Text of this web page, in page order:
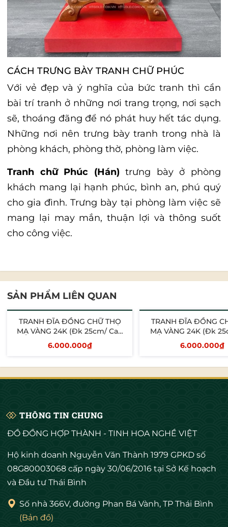
CÁCH TRƯNG BÀY TRANH CHỮ PHÚC
Với vẻ đẹp và ý nghĩa của bức tranh thì cần
bài trí tranh ở những nơi trang trọng, nơi sạch
sẽ, thoáng đãng để nó phát huy hết tác dụng.
Những nơi nên trưng bày tranh trong nhà là
phòng khách, phòng thờ, phòng làm việc.
Tranh chữ Phúc (Hán)trưng bày ở phòng
khách mang lại hạnh phúc, bình an, phú quý
cho gia đình. Trưng bày tại phòng làm việc sẽ
mang lại may mắn, thuận lợi và thông suốt
cho công việc.
SẢN PHẨM LIÊN QUAN
TRANH ĐĨA ĐỒNG CHỮ THỌ
MẠ VÀNG 24K (Đk 25cm/ Cao
30cm)
6.000.000₫
TRANH ĐĨA ĐỒNG
MẠ VÀNG 24K (Đk
30cm)
6.000.000₫
THÔNG TIN CHUNG
ĐỒ ĐỒNG HỢP THÀNH - TINH HOA NGHỀ VIỆT
Hộ kinh doanh Nguyễn Văn Thành 1979 GPKD số
08G80003068 cấp ngày 30/06/2016 tại Sở Kế hoạch
và Đầu tư Thái Bình
Số nhà 366V, đường Phan Bá Vành, TP Thái Bình
(Bản đồ)